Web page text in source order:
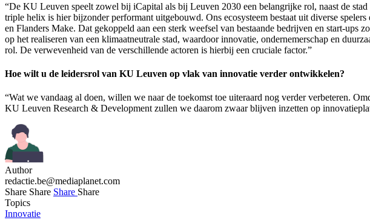
“De KU Leuven speelt zowel bij iCapital als bij Leuven 2030 een belangrijke rol, naast de
triple helix is hier bijzonder performant uitgebouwd. Ons ecosysteem bestaat uit diverse
en Flanders Make. Dat gekoppeld aan een sterk weefsel van bestaande bedrijven en start-
op het realiseren van een klimaatneutrale stad, waardoor innovatie, ondernemerschap en
rol. De verwevenheid van de verschillende actoren is hierbij een cruciale factor.”
Hoe wilt u de leidersrol van KU Leuven op vlak van innovatie verder ontwikkelen?
“Wat we vandaag al doen, willen we naar de toekomst toe uiteraard nog verder verbeteren.
KU Leuven Research & Development zullen we daarom zwaar blijven inzetten op
Author
redactie.be@mediaplanet.com
Share Share Share Share
Topics
Innovatie